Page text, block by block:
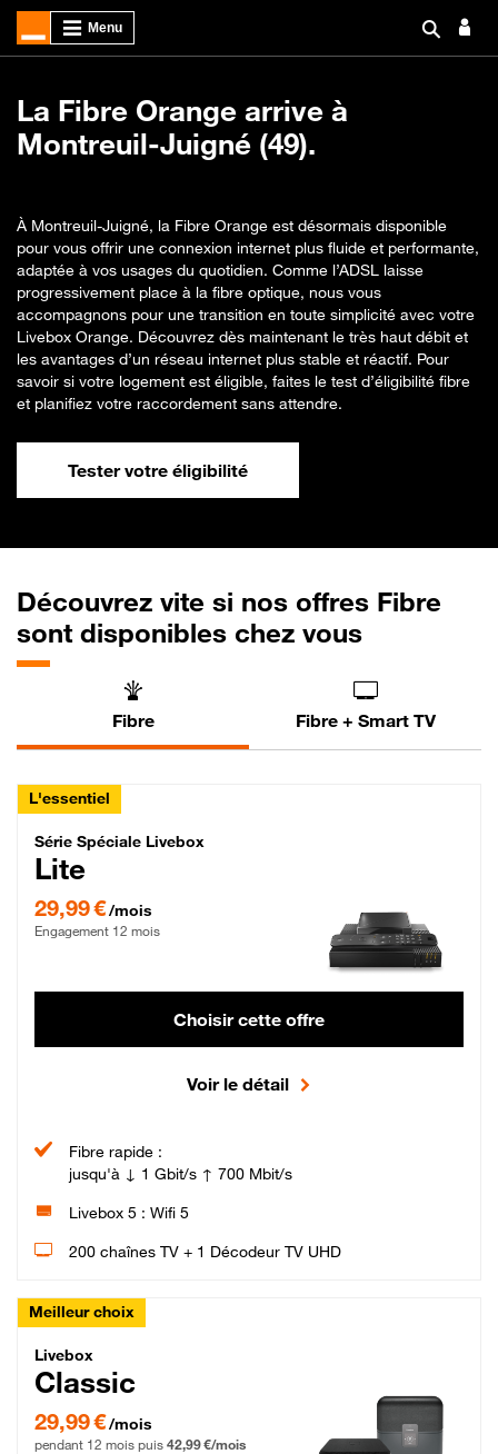
La Fibre Orange arrive à
Montreuil-Juigné (49).
À Montreuil-Juigné, la Fibre Orange est désormais disponible
pour vous offrir une connexion internet plus fluide et performante,
adaptée à vos usages du quotidien. Comme l’ADSL laisse
progressivement place à la fibre optique, nous vous
accompagnons pour une transition en toute simplicité avec votre
Livebox Orange. Découvrez dès maintenant le très haut débit et
les avantages d’un réseau internet plus stable et réactif. Pour
savoir si votre logement est éligible, faites le test d’éligibilité fibre
et planifiez votre raccordement sans attendre.
Tester votre éligibilité
Découvrez vite si nos offres Fibre
sont disponibles chez vous
Fibre Fibre + Smart TV
L'essentiel
Série Spéciale Livebox Lite Fibre
Série Spéciale Livebox
Lite
29,99 €/mois
Engagement 12 mois
Choisir cette offre
Voir le détail
Fibre rapide :
jusqu'à ↓ 1 Gbit/s ↑ 700 Mbit/s
Livebox 5 : Wifi 5
200 chaînes TV + 1 Décodeur TV UHD
Meilleur choix
Livebox Classic Fibre
Livebox
Classic
29,99 € par mois pendant 12 mois puis 42,99 € par mois, Engagement 12 mois
29,99 €/mois
pendant 12 mois puis 42,99 €/mois